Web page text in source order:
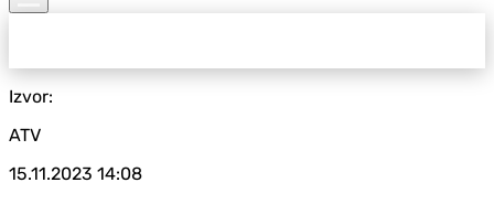
Izvor:
ATV
15.11.2023 14:08